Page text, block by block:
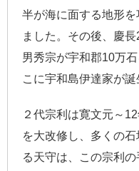
半が海に面する地形
ました。その後、慶
男秀宗が宇和郡10万
こに宇和島伊達家が誕
２代宗利は寛文元～
を大改修し、多くの
る天守は、この宗利